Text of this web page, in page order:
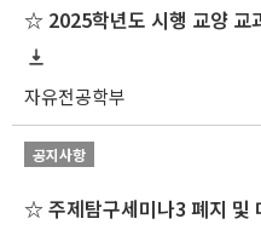
자유전공학부
공지사항